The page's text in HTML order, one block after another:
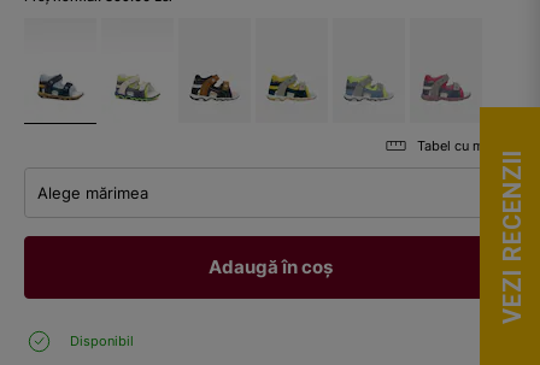
Tabel cu mărimi
Alege mărimea
Adaugă în coș
Disponibil
VEZI RECENZII